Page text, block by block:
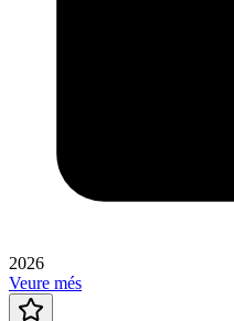
2026
Veure més